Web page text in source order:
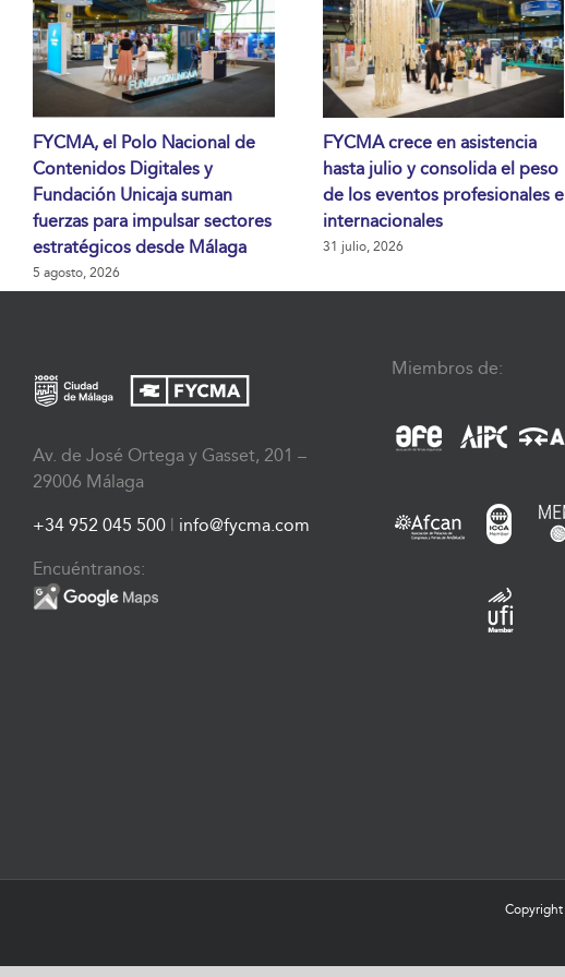
FYCMA, el Polo Nacional de
Contenidos Digitales y
Fundación Unicaja suman
fuerzas para impulsar sectores
estratégicos desde Málaga
5 agosto, 2026
FYCMA crece en asistencia
hasta julio y consolida el peso
de los eventos profesionales e
internacionales
31 julio, 2026
Av. de José Ortega y Gasset, 201 –
29006 Málaga
+34 952 045 500 | info@fycma.com
Encuéntranos:
Miembros de:
Copyright